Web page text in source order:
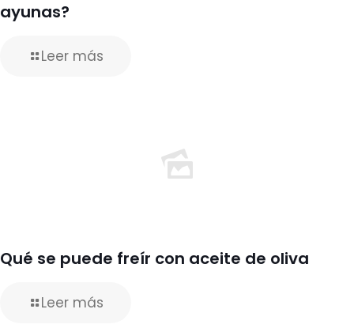
ayunas?
Leer más
Qué se puede freír con aceite de oliva
Leer más